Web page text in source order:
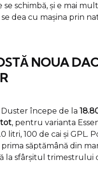
se schimbă, și e mai
dea cu mașina prin
NOUA
începe de la
tot, pentru varianta
litri, 100 de cai și GPL.
săptămână din
la sfârșitul trimestrului